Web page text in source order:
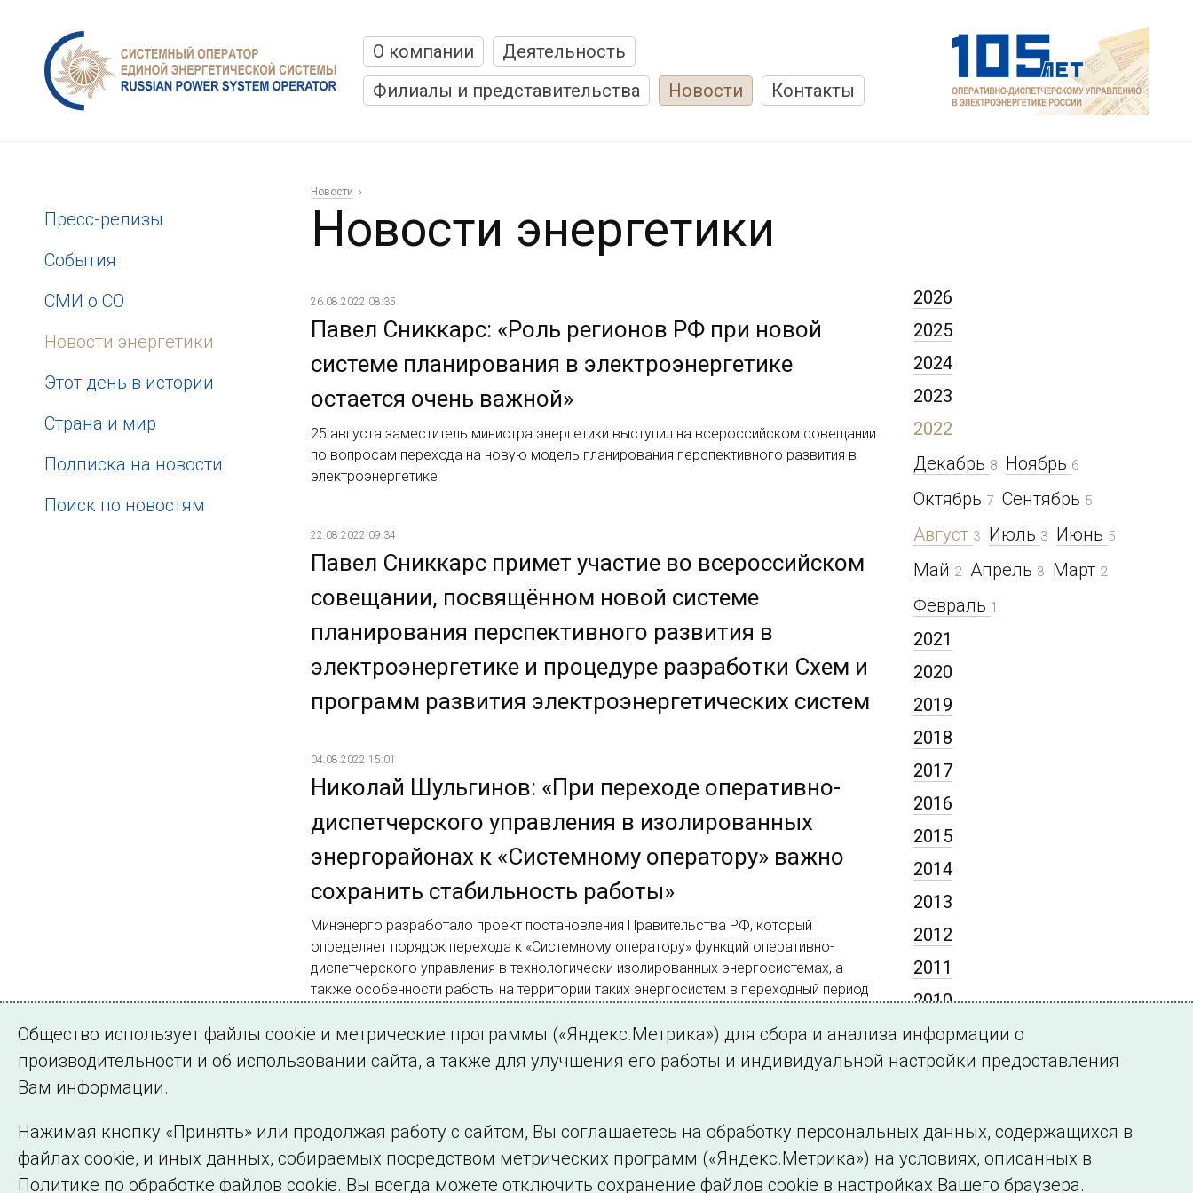
О компании
Деятельность
Филиалы и представительства
Новости Контакты
Пресс-релизы
События
СМИ о СО
Новости энергетики
Этот день в истории
Страна и мир
Подписка на новости
Поиск по новостям
Новости
Новости энергетики
26.08.2022 08:35
Павел Сниккарс: «Роль регионов РФ при новой
системе планирования в электроэнергетике
остается очень важной»
25 августа заместитель министра энергетики выступил на всероссийском совещании
по вопросам перехода на новую модель планирования перспективного развития в
электроэнергетике
22.08.2022 09:34
Павел Сниккарс примет участие во всероссийском
совещании, посвящённом новой системе
планирования перспективного развития в
электроэнергетике и процедуре разработки Схем и
программ развития электроэнергетических систем
04.08.2022 15:01
Николай Шульгинов: «При переходе оперативно-
диспетчерского управления в изолированных
энергорайонах к «Системному оператору» важно
сохранить стабильность работы»
Минэнерго разработало проект постановления Правительства РФ, который
определяет порядок перехода к «Системному оператору» функций оперативно-
диспетчерского управления в технологически изолированных энергосистемах, а
также особенности работы на территории таких энергосистем в переходный период
2026
2025
2024
2023
2022
Декабрь 8 Ноябрь 6
Октябрь 7 Сентябрь 5
Август 3 Июль 3 Июнь 5
Май 2 Апрель 3 Март 2
Февраль 1
2021
2020
2019
2018
2017
2016
2015
2014
2013
2012
2011
2010
2009
©2005–2026 АО «СО ЕЭС» Филиалы и представительства Использование информации Сведения об образовательной организации
Общество использует файлы cookie и метрические программы («Яндекс.Метрика») для сбора и анализа информации о
производительности и об использовании сайта, а также для улучшения его работы и индивидуальной настройки предоставления
Вам информации.
Нажимая кнопку «Принять» или продолжая работу с сайтом, Вы соглашаетесь на обработку персональных данных, содержащихся в
файлах cookie, и иных данных, собираемых посредством метрических программ («Яндекс.Метрика») на условиях, описанных в
Политике по обработке файлов cookie. Вы всегда можете отключить сохранение файлов cookie в настройках Вашего браузера.